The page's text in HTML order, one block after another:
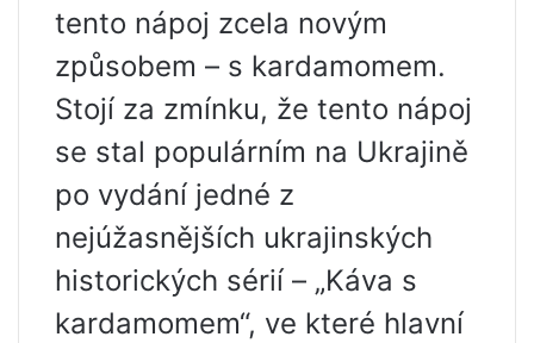
tento nápoj zcela novým
způsobem – s kardamomem.
Stojí za zmínku, že tento nápoj
se stal populárním na Ukrajině
po vydání jedné z
nejúžasnějších ukrajinských
historických sérií – „Káva s
kardamomem“, ve které hlavní